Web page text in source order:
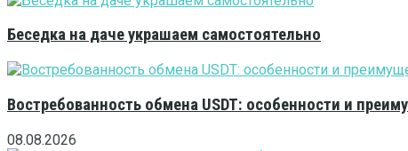
Беседка на даче украшаем самостоятельно
Востребованность обмена USDT: особенности и
08.08.2026